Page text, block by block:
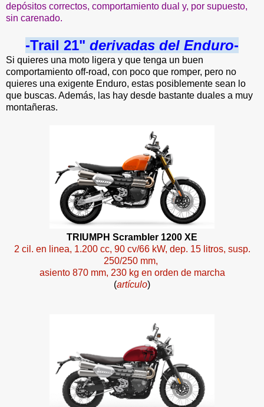
depósitos correctos, comportamiento dual y, por supuesto,
sin carenado.
-Trail 21" derivadas del Enduro-
Si quieres una moto ligera y que tenga un buen
comportamiento off-road, con poco que romper, pero no
quieres una exigente Enduro, estas posiblemente sean lo
que buscas. Además, las hay desde bastante duales a muy
montañeras.
TRIUMPH Scrambler 1200 XE
2 cil. en linea, 1.200 cc, 90 cv/66 kW, dep. 15 litros, susp.
250/250 mm,
asiento 870 mm, 230 kg en orden de marcha
(artículo)